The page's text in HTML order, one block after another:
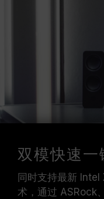
双模快速一
同时支持最新 Intel
术，通过 ASRock